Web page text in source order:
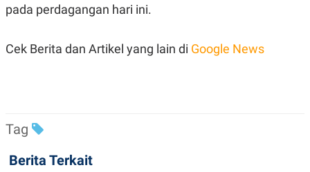
A
A
G
A
T
V
U
pada perdagangan hari ini.
Cek Berita dan Artikel yang lain di Google News
Tag
Berita Terkait